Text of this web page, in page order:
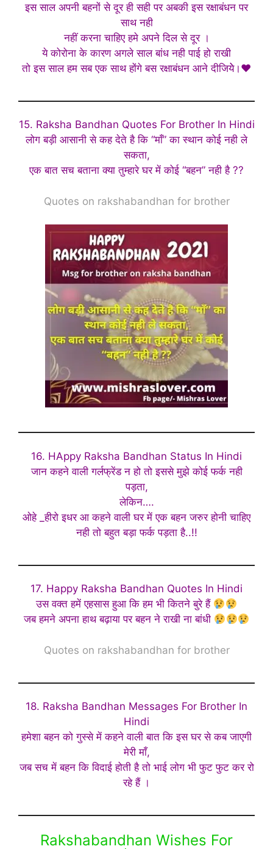
इस साल अपनी बहनों से दूर ही सही पर अबकी इस रक्षाबंधन पर
साथ नही
नहीं करना चाहिए हमे अपने दिल से दूर ।
ये कोरोना के कारण अगले साल बांध नही पाई हो राखी
तो इस साल हम सब एक साथ होंगे बस रक्षाबंधन आने दीजियेे।♥️
15. Raksha Bandhan Quotes For Brother In Hindi
लोग बड़ी आसानी से कह देते है कि “माँ” का स्थान कोई नही ले
सकता,
एक बात सच बताना क्या तुम्हारे घर में कोई “बहन” नही है ??
Quotes on rakshabandhan for brother
16. HAppy Raksha Bandhan Status In Hindi
जान कहने वाली गर्लफ्रेंड न हो तो इससे मुझे कोई फर्क नही
पड़ता,
लेकिन….
ओहे _हीरो इधर आ कहने वाली घर में एक बहन जरुर होनी चाहिए
नही तो बहुत बड़ा फर्क पड़ता है..!!
17. Happy Raksha Bandhan Quotes In Hindi
उस वक्त हमें एहसास हुआ कि हम भी कितने बुरे हैं
जब हमने अपना हाथ बढ़ाया पर बहन ने राखी ना बांधी
Quotes on rakshabandhan for brother
18. Raksha Bandhan Messages For Brother In
Hindi
हमेशा बहन को गुस्से में कहने वाली बात कि इस घर से कब जाएगी
मेरी माँ,
जब सच में बहन कि विदाई होती है तो भाई लोग भी फुट फुट कर रो
रहे हैं ।
Rakshabandhan Wishes For